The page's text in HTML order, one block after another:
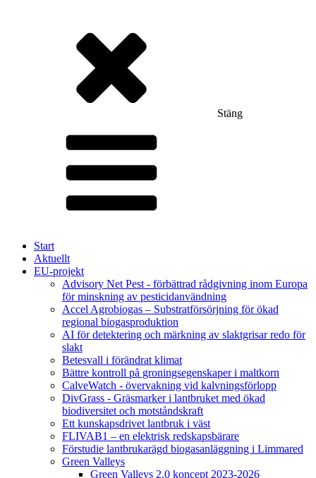
Stäng
Start
Aktuellt
EU-projekt
Advisory Net Pest - förbättrad rådgivning inom Europa
för minskning av pesticidanvändning
Accel Agrobiogas – Substratförsörjning för ökad
regional biogasproduktion
AI för detektering och märkning av slaktgrisar redo för
slakt
Betesvall i förändrat klimat
Bättre kontroll på groningsegenskaper i maltkorn
CalveWatch - övervakning vid kalvningsförlopp
DivGrass - Gräsmarker i lantbruket med ökad
biodiversitet och motståndskraft
Ett kunskapsdrivet lantbruk i väst
FLIVAB1 – en elektrisk redskapsbärare
Förstudie lantbrukarägd biogasanläggning i Limmared
Green Valleys
Green Valleys 2.0 koncept 2023-2026